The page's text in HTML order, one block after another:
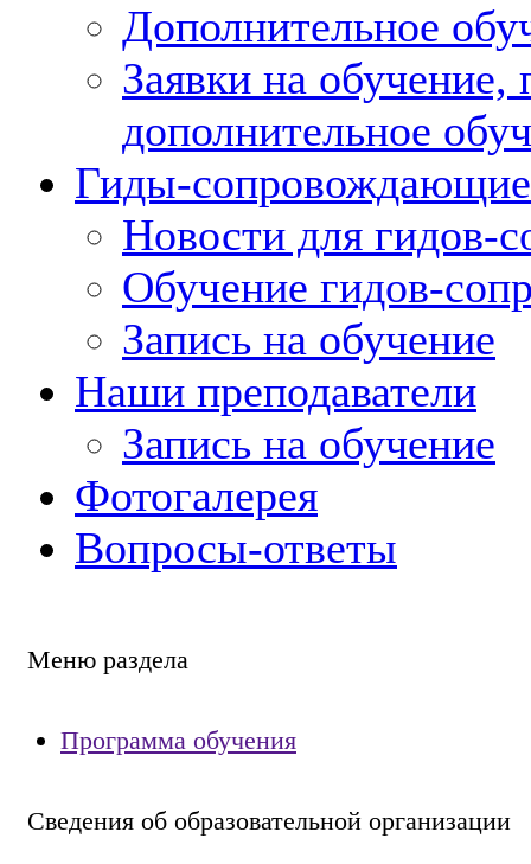
Дополнительное
Заявки на
дополнительное
Гиды-сопровождающие
Новости для гидов-
Обучение гидов-
Запись на обучение
Наши преподаватели
Запись на обучение
Фотогалерея
Вопросы-ответы
Меню раздела
Программа обучения
Сведения об образовательной организации